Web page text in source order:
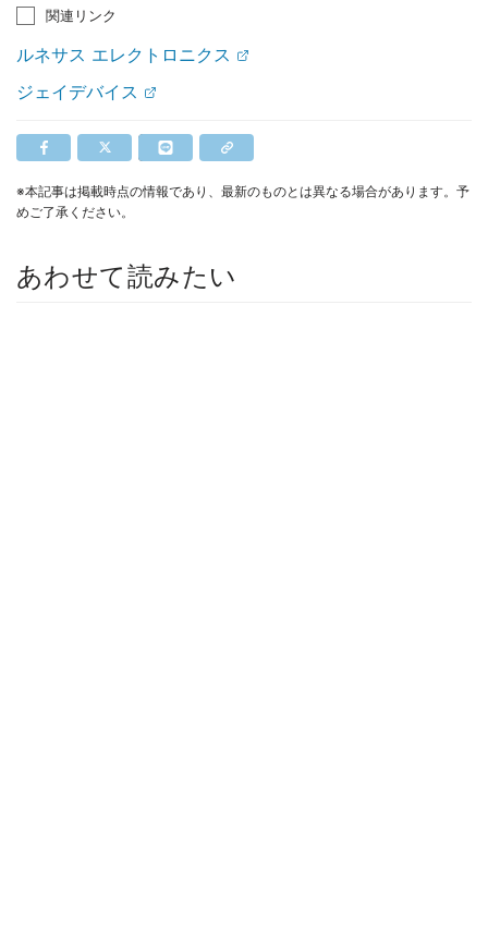
関連リンク
ルネサス エレクトロニクス
ジェイデバイス
※本記事は掲載時点の情報であり、最新のものとは異なる場合があります。予
めご了承ください。
あわせて読みたい